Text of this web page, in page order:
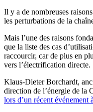
Il y a de nombreuses
les perturbations de la
Mais l’une des raisons
que la liste des cas
raccourcir, car de plus en
vers l’électrification directe.
Klaus-Dieter Borchardt,
direction de l’énergie de la
lors d’un récent événement